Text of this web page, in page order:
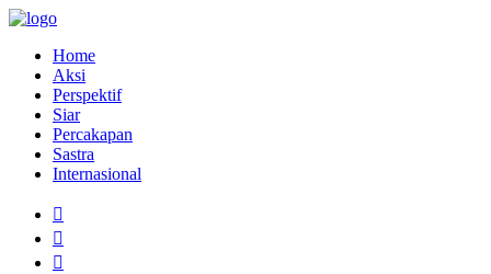
Home
Aksi
Perspektif
Siar
Percakapan
Sastra
Internasional